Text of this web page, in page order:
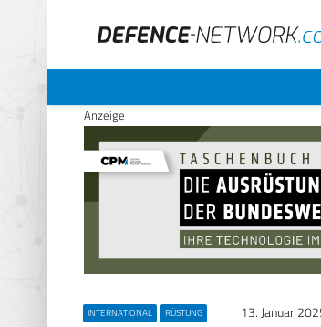
Anzeige
INTERNATIONAL RÜSTUNG 13. Januar